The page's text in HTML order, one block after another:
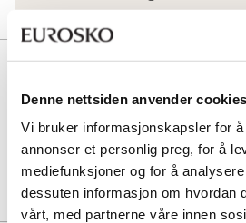
Denne nettsiden anvender cookies
Vi bruker informasjonskapsler for
annonser et personlig preg, for å
mediefunksjoner og for å
dessuten informasjon om hvordan
vårt, med partnerne våre innen
Beskrivelse
Biom Energi-skoen er en sporty sneaker
MOTION® og PHORENE™-såle for
Art. nr02157411
Lev. art. nr850814